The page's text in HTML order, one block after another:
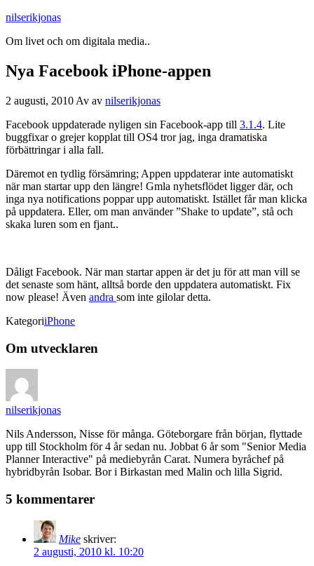
nilserikjonas
Om livet och om digitala media..
Nya Facebook iPhone-appen
2 augusti, 2010 Av av nilserikjonas
Facebook uppdaterade nyligen sin Facebook-app till 3.1.4. Lite
buggfixar o grejer kopplat till OS4 tror jag, inga dramatiska
förbättringar i alla fall.
Däremot en tydlig försämring; Appen uppdaterar inte automatiskt
när man startar upp den längre! Gmla nyhetsflödet ligger där, och
inga nya notifications poppar upp automatiskt. Istället får man klicka
på uppdatera. Eller, om man använder ”Shake to update”, stå och
skaka luren som en fjant..
Dåligt Facebook. När man startar appen är det ju för att man vill se
det senaste som hänt, alltså borde den uppdatera automatiskt. Fix
now please! Även andra som inte gilolar detta.
KategoriiPhone
Om utvecklaren
nilserikjonas
Nils Andersson, Nisse för många. Göteborgare från början, flyttade
upp till Stockholm för 4 år sedan nu. Jobbat 6 år som "Senior Media
Planner Interactive" på mediebyrån Carat. Numera byråchef på
hybridbyrån Isobar. Bor i Birkastan med Malin och lilla Sigrid.
5 kommentarer
Mike skriver:
2 augusti, 2010 kl. 10:20